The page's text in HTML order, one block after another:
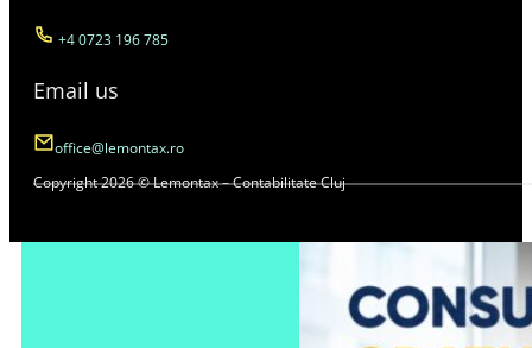
+4 0723 196 785
Email us
office@lemontax.ro
Copyright 2026 © Lemontax – Contabilitate Cluj